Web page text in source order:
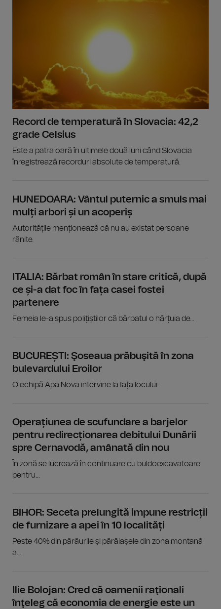
Record de temperatură în Slovacia: 42,2
grade Celsius
Este a patra oară în ultimele două luni când Slovacia
înregistrează recorduri absolute de temperatură.
HUNEDOARA: Vântul puternic a smuls mai
mulți arbori și un acoperiș
Autoritățile menționează că nu au existat persoane
rănite.
ITALIA: Bărbat român în stare critică, după
ce și-a dat foc în fața casei fostei
partenere
Femeia le-a spus polițiștilor că bărbatul o hărțuia de...
BUCUREȘTI: Şoseaua prăbuşită în zona
bulevardului Eroilor
O echipă Apa Nova intervine la fața locului.
Operațiunea de scufundare a barjelor
pentru redirecționarea debitului Dunării
spre Cernavodă, amânată din nou
În zonă se lucrează în continuare cu buldoexcavatoare
pentru...
BIHOR: Seceta prelungită impune restricții
de furnizare a apei în 10 localități
Peste 40% din pârâurile şi pârâiaşele din zona montană
a...
Ilie Bolojan: Cred că oamenii raţionali
înţeleg că economia de energie este un